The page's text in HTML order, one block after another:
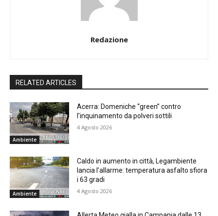
Redazione
RELATED ARTICLES
Ambiente
Acerra: Domeniche “green” contro
l’inquinamento da polveri sottili
4 Agosto 2026
Ambiente
Caldo in aumento in città, Legambiente
lancia l’allarme: temperatura asfalto sfiora
i 63 gradi
4 Agosto 2026